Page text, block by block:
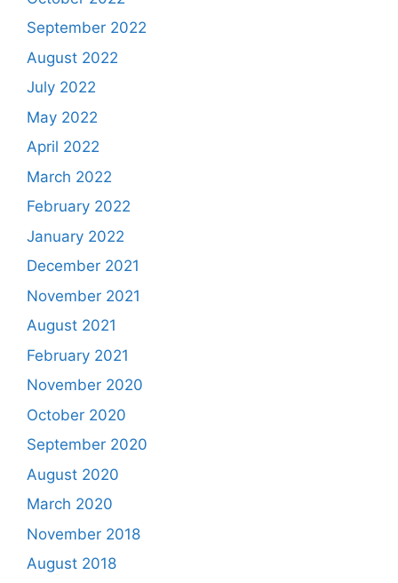
September 2022
August 2022
July 2022
May 2022
April 2022
March 2022
February 2022
January 2022
December 2021
November 2021
August 2021
February 2021
November 2020
October 2020
September 2020
August 2020
March 2020
November 2018
August 2018